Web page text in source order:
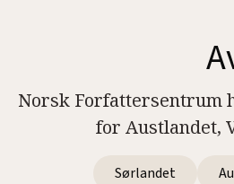
Norsk Forfattersentrum
for Austlandet,
Sørlandet